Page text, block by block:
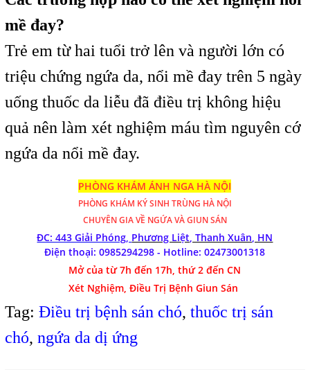
mề đay?
Trẻ em từ hai tuổi trở lên và người lớn có
triệu chứng ngứa da, nổi mề đay trên 5 ngày
uống thuốc da liễu đã điều trị không hiệu
quả nên làm xét nghiệm máu tìm nguyên cớ
ngứa da nổi mề đay.
PHÒNG KHÁM ÁNH NGA HÀ NỘI
PHÒNG KHÁM KÝ SINH TRÙNG HÀ NỘI
CHUYÊN GIA VỀ NGỨA VÀ GIUN SÁN
ĐC: 443 Giải Phóng, Phương Liệt, Thanh Xuân, HN
Điện thoại: 0985294298 - Hotline:02473001318
Mở của từ 7h đến 17h, thứ 2 đến CN
Xét Nghiệm, Điều Trị Bệnh Giun Sán
Tag: Điều trị bệnh sán chó, thuốc trị sán
chó, ngứa da dị ứng